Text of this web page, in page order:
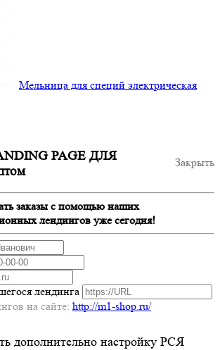
Мельница для специй электрическая
Закрыть
PAGE ДЛЯ
заказы с помощью наших
лендингов уже сегодня!
лендинга
на сайте: http://m1-shop.ru/
дополнительно настройку РСЯ